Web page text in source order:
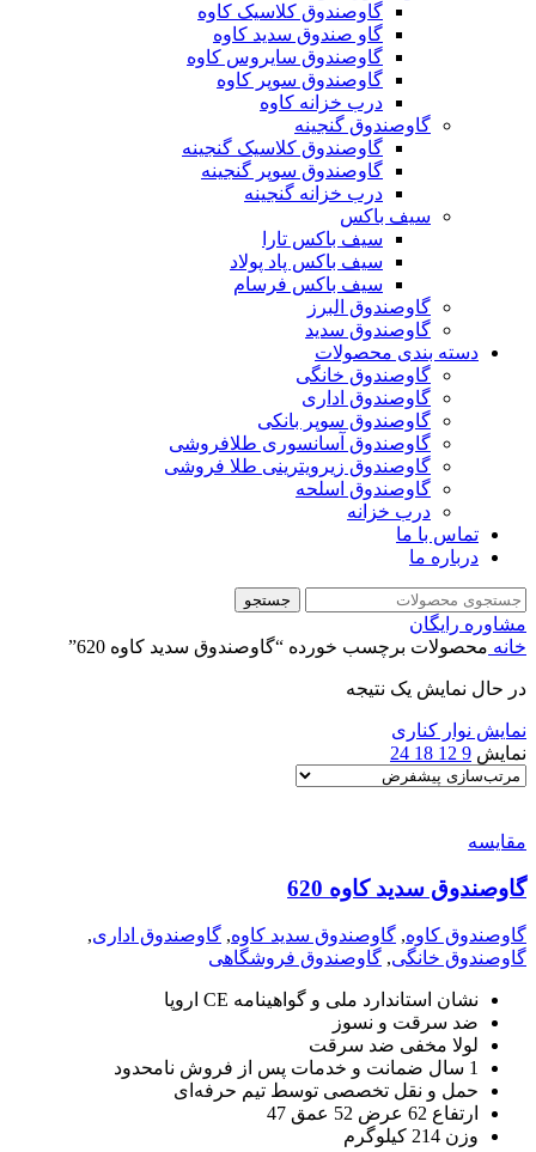
گاوصندوق کلاسیک کاوه
گاو صندوق سدید کاوه
گاوصندوق سایروس کاوه
گاوصندوق سوپر کاوه
درب خزانه کاوه
گاوصندوق گنجینه
گاوصندوق کلاسیک گنجینه
گاوصندوق سوپر گنجینه
درب خزانه گنجینه
سیف باکس
سیف باکس تارا
سیف باکس پاد پولاد
سیف باکس فرسام
گاوصندوق البرز
گاوصندوق سدید
دسته بندی محصولات
گاوصندوق خانگی
گاوصندوق اداری
گاوصندوق سوپر بانکی
گاوصندوق آسانسوری طلافروشی
گاوصندوق زیرویترینی طلا فروشی
گاوصندوق اسلحه
درب خزانه
تماس با ما
درباره ما
جستجو
مشاوره رایگان
خانه محصولات برچسب خورده “گاوصندوق سدید کاوه 620”
در حال نمایش یک نتیجه
نمایش نوار کناری
نمایش 9
12
18
24
مقايسه
گاوصندوق سدید کاوه 620
گاوصندوق کاوه, گاوصندوق سدید کاوه, گاوصندوق اداری,
گاوصندوق خانگی, گاوصندوق فروشگاهی
نشان استاندارد ملی و گواهینامه CE اروپا
ضد سرقت و نسوز
لولا مخفی ضد سرقت
1 سال ضمانت و خدمات پس از فروش نامحدود
حمل و نقل تخصصی توسط تیم حرفه‌ای
ارتفاع 62 عرض 52 عمق 47
وزن 214 کیلوگرم